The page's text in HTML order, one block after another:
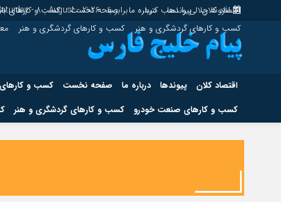
افزونه جلالی را نصب کنید. برابر با : Saturday - 8 - August - 2026 اقتصاد کلان پیوندها درباره ما صفحه نخست کسب و کارهای
کسب و کارهای گردشگری و هنر
کسب و کارهای گردشگری و هنر
اقتصاد کلان پیوندها درباره ما صفحه نخست کسب و کارهای
کسب و کارهای صنعت خودرو
کسب و کارهای گردشگری و هنر
اقتصاد کلان پیوندها
کسب و